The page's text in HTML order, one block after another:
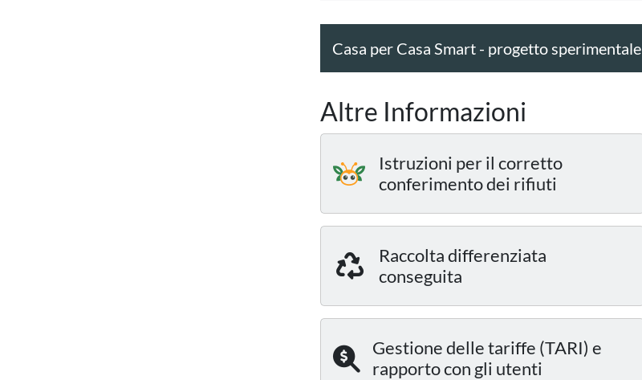
Casa per Casa Smart - progetto sperimentale
Altre Informazioni
Istruzioni per il corretto
conferimento dei rifiuti
Raccolta differenziata
conseguita
Gestione delle tariffe (TARI) e
rapporto con gli utenti